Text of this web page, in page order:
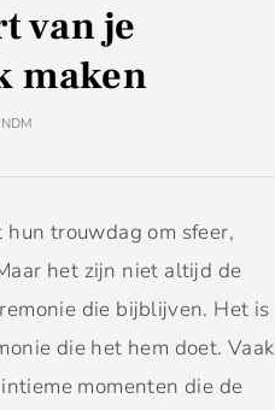
van je
maken
trouwdag om sfeer,
het zijn niet altijd de
die bijblijven. Het is
die het hem doet. Vaak
momenten die de